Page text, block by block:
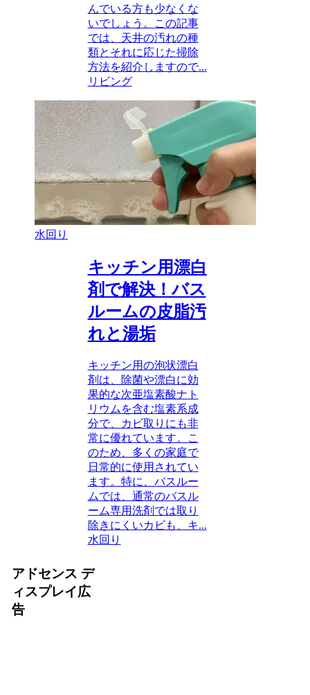
んでいる方も少なくな
いでしょう。この記事
では、天井の汚れの種
類とそれに応じた掃除
方法を紹介しますので...
リビング
水回り
キッチン用漂白
剤で解決！バス
ルームの皮脂汚
れと湯垢
キッチン用の泡状漂白
剤は、除菌や漂白に効
果的な次亜塩素酸ナト
リウムを含む塩素系成
分で、カビ取りにも非
常に優れています。こ
のため、多くの家庭で
日常的に使用されてい
ます。特に、バスルー
ムでは、通常のバスル
ーム専用洗剤では取り
除きにくいカビも、キ...
水回り
アドセンス デ
ィスプレイ広
告